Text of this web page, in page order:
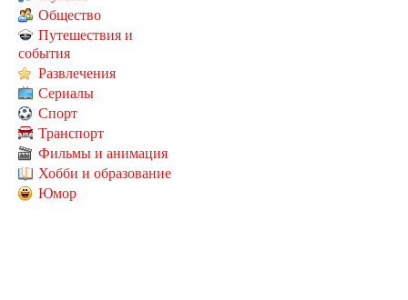
Общество
Путешествия и
события
Развлечения
Сериалы
Спорт
Транспорт
Фильмы и анимация
Хобби и образование
Юмор